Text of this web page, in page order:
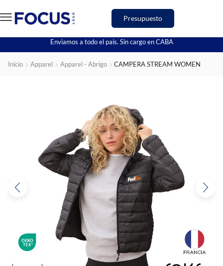
Presupuesto
Enviamos a todo el país. Sin cargo en CABA
Inicio Apparel Apparel - Abrigo CAMPERA STREAM WOMEN